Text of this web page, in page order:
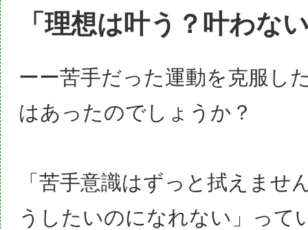
「理想は叶う？叶わな
ーー苦手だった運動を克服し
はあったのでしょうか？
「苦手意識はずっと拭えませ
うしたいのになれない」って